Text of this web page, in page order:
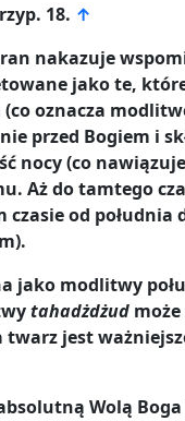
18. ↑
nakazuje
jako te,
oznacza
przed Bogiem i
nocy (co
Aż do tamtego
od
jako modlitwy
tahadżdżud
jest
Wolą